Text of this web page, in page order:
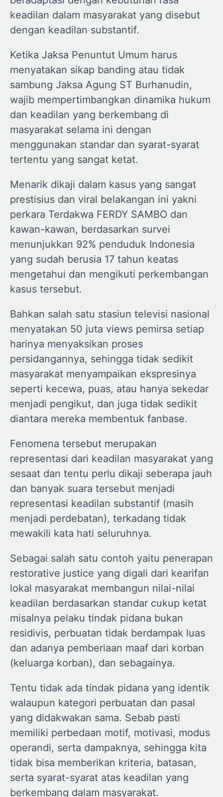
keadilan dalam masyarakat yang disebut
dengan keadilan substantif.
Ketika Jaksa Penuntut Umum harus
menyatakan sikap banding atau tidak
sambung Jaksa Agung ST Burhanudin,
wajib mempertimbangkan dinamika hukum
dan keadilan yang berkembang di
masyarakat selama ini dengan
menggunakan standar dan syarat-syarat
tertentu yang sangat ketat.
Menarik dikaji dalam kasus yang sangat
prestisius dan viral belakangan ini yakni
perkara Terdakwa FERDY SAMBO dan
kawan-kawan, berdasarkan survei
menunjukkan 92% penduduk Indonesia
yang sudah berusia 17 tahun keatas
mengetahui dan mengikuti perkembangan
kasus tersebut.
Bahkan salah satu stasiun televisi nasional
menyatakan 50 juta views pemirsa setiap
harinya menyaksikan proses
persidangannya, sehingga tidak sedikit
masyarakat menyampaikan ekspresinya
seperti kecewa, puas, atau hanya sekedar
menjadi pengikut, dan juga tidak sedikit
diantara mereka membentuk fanbase.
Fenomena tersebut merupakan
representasi dari keadilan masyarakat yang
sesaat dan tentu perlu dikaji seberapa jauh
dan banyak suara tersebut menjadi
representasi keadilan substantif (masih
menjadi perdebatan), terkadang tidak
mewakili kata hati seluruhnya.
Sebagai salah satu contoh yaitu penerapan
restorative justice yang digali dari kearifan
lokal masyarakat membangun nilai-nilai
keadilan berdasarkan standar cukup ketat
misalnya pelaku tindak pidana bukan
residivis, perbuatan tidak berdampak luas
dan adanya pemberiaan maaf dari korban
(keluarga korban), dan sebagainya.
Tentu tidak ada tindak pidana yang identik
walaupun kategori perbuatan dan pasal
yang didakwakan sama. Sebab pasti
memiliki perbedaan motif, motivasi, modus
operandi, serta dampaknya, sehingga kita
tidak bisa memberikan kriteria, batasan,
serta syarat-syarat atas keadilan yang
berkembang dalam masyarakat.